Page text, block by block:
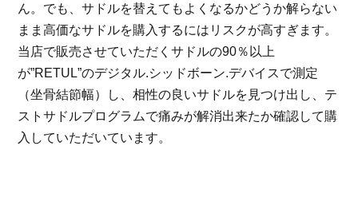
ん。でも、サドルを替えてもよくなるかどうか解らない
まま高価なサドルを購入するにはリスクが高すぎます。
当店で販売させていただくサドルの90％以上
が”RETUL”のデジタル.シッドボーン.デバイスで測定
（坐骨結節幅）し、相性の良いサドルを見つけ出し、テ
ストサドルプログラムで痛みが解消出来たか確認して購
入していただいています。